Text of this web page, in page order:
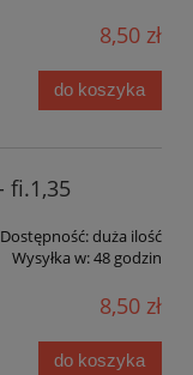
8,50 zł
do koszyka
fi.1,35
Dostępność:duża ilość
Wysyłka w:48 godzin
8,50 zł
do koszyka